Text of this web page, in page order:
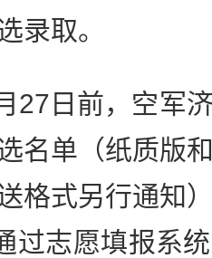
取。
日前，空军济
名单（纸质版
格式另行通知
过志愿填报系